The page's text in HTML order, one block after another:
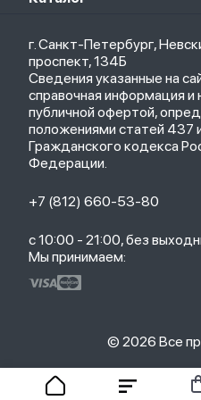
Саундбары
Мониторы
ТВ-приставки
Рюкзаки
Кабели
Зарядные устройства
Политика
Оплата и доставка
Партнерская программа
Гарантия
Обмен и возврат
Бонусы
Trade-in
Новые поступления
Популярное
Акции
г. Санкт-Петербург,
проспект, 134Б
Сведения указанные на
справочная информация и
публичной офертой,
положениями статей 437
Гражданского кодекса
Федерации.
+7 (812) 660-53-80
с 10:00 - 21:00, без
Мы принимаем:
© 2026 Все